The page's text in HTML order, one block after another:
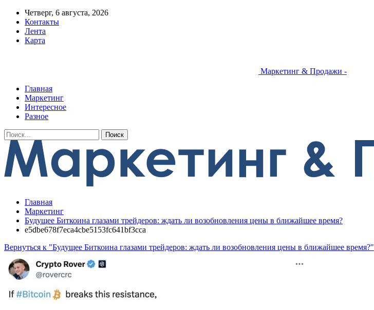
Четверг, 6 августа, 2026
Контакты
Лента
Карта
Маркетинг & Продажи -
Главная
Маркетинг
Интересное
Разное
Главная
Маркетинг
Будущее Биткоина глазами трейдеров: ждать ли возобновления цены в ближайшее время?
e5dbe678f7eca4cbe5153fc641bf3cca
Вернуться к "Будущее Биткоина глазами трейдеров: ждать ли возобновления цены в ближайшее время?"